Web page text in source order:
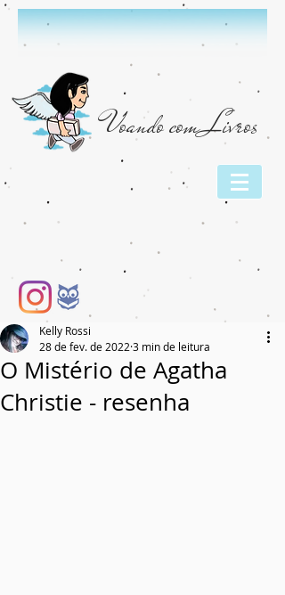
Voando com Livros
O Mistério de Agatha
Christie - resenha
Kelly Rossi
28 de fev. de 2022 3 min de leitura